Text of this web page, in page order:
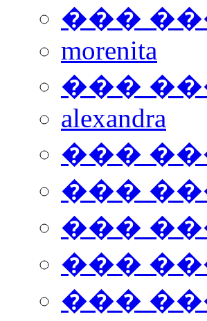
���
morenita
���
alexandra
���
���
���
���
���